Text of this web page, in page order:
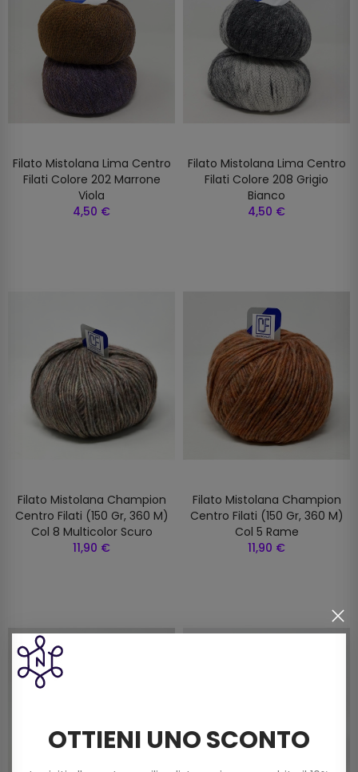
Filato Mistolana Lima Centro
Filati Colore 202 Marrone
Viola
4,50 €
Filato Mistolana Lima Centro
Filati Colore 208 Grigio
Bianco
4,50 €
Filato Mistolana Champion
Centro Filati (150 Gr, 360 M)
Col 8 Multicolor Scuro
11,90 €
Filato Mistolana Champion
Centro Filati (150 Gr, 360 M)
Col 5 Rame
11,90 €
OTTIENI UNO SCONTO